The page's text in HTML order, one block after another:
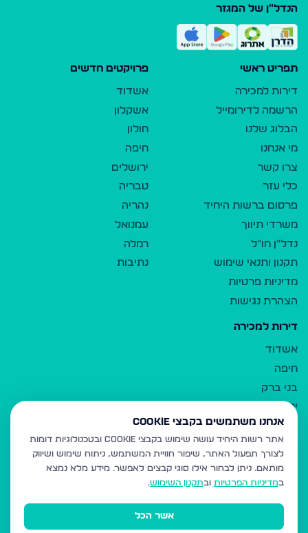
הנדל"ן של המגזר
תפריט ראשי
דירות למכירה
הרשמה לדירומייל
הבלוג שלנו
מי אנחנו
צרו קשר
כלי עזר
פרסום ברשות היחיד
משרדי תיווך
נדל"ן חו"ל
תקנון ותנאי שימוש
מדיניות פרטיות
הצהרת נגישות
פרויקטים חדשים
אשדוד
אשקלון
חולון
חיפה
ירושלים
טבריה
נהריה
עמנואל
רמלה
נתיבות
דירות למכירה
אשדוד
חיפה
בני ברק
ירושלים
אלעד
גבעת זאב
בית שמש
רכסים
מודיעין עילית
אנחנו משתמשים בקבצי Cookie
אתר רשות היחיד עושה שימוש בקבצי Cookie ובטכנולוגיות דומות
לצורך תפעול האתר, שיפור חוויית המשתמש, ניתוח שימוש ושיווק
מותאם. ניתן לבחור אילו סוגי קבצים לאפשר. מידע מלא נמצא
במדיניות הפרטיות ובתקנון השימוש.
אשר הכל